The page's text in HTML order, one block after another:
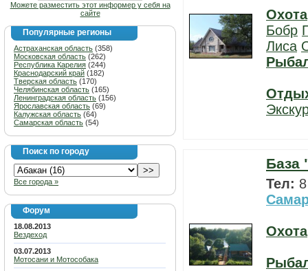
Можете разместить этот информер у себя на
сайте
Популярные регионы
Астраханская область (358)
Московская область (262)
Республика Карелия (244)
Краснодарский край (182)
Тверская область (170)
Челябинская область (165)
Ленинградская область (156)
Ярославская область (69)
Калужская область (64)
Самарская область (54)
Поиск по городу
Все города »
Форум
18.08.2013
Вездеход
03.07.2013
Мотосани и Мотособака
Охота
Бобр
Лиса
База
Тел:
Охота